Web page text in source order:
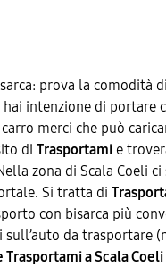
prova la comodità di
intenzione di
carro merci che può
di Trasportami e
zona di Scala Coeli
Si tratta di
con bisarca più
sull’auto da
Trasportami a Scala Coeli